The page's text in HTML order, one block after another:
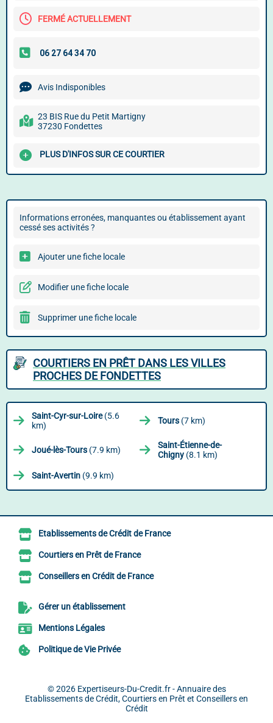
FERMÉ ACTUELLEMENT
Avis Indisponibles
23 BIS Rue du Petit Martigny
37230 Fondettes
PLUS D'INFOS SUR CE COURTIER
Informations erronées, manquantes ou établissement ayant
cessé ses activités ?
Ajouter une fiche locale
Modifier une fiche locale
Supprimer une fiche locale
COURTIERS EN PRÊT DANS LES VILLES
PROCHES DE FONDETTES
Saint-Cyr-sur-Loire(5.6
km)
Tours (7 km)
Joué-lès-Tours (7.9 km)
Saint-Étienne-de-
Chigny (8.1 km)
Saint-Avertin (9.9 km)
Etablissements de Crédit de France
Courtiers en Prêt de France
Conseillers en Crédit de France
Gérer un établissement
Mentions Légales
Politique de Vie Privée
© 2026 Expertiseurs-Du-Credit.fr - Annuaire des
Etablissements de Crédit, Courtiers en Prêt et Conseillers en
Crédit